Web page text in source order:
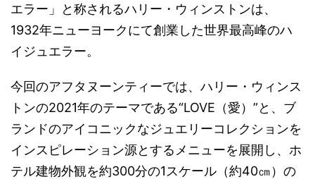
エラー」と称されるハリー・ウィンストンは、
1932年ニューヨークにて創業した世界最高峰のハ
イジュエラー。
今回のアフタヌーンティーでは、ハリー・ウィンス
トンの2021年のテーマである“LOVE（愛）”と、ブ
ランドのアイコニックなジュエリーコレクションを
インスピレーション源とするメニューを展開し、ホ
テル建物外観を約300分の1スケール（約40㎝）の